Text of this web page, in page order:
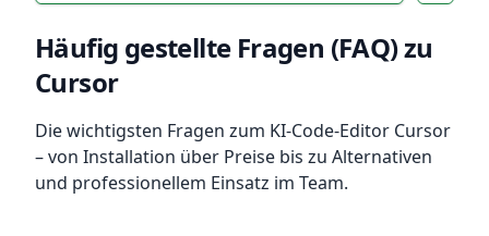
Häufig gestellte Fragen (FAQ) zu
Cursor
Die wichtigsten Fragen zum KI-Code-Editor Cursor
– von Installation über Preise bis zu Alternativen
und professionellem Einsatz im Team.